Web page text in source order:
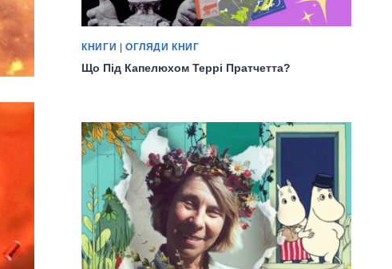
КНИГИ ОГЛЯДИ КНИГ
Що Під Капелюхом Террі Пратчетта?